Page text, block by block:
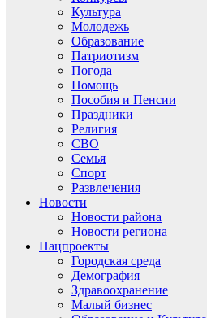
Культура
Молодежь
Образование
Патриотизм
Погода
Помощь
Пособия и Пенсии
Праздники
Религия
СВО
Семья
Спорт
Развлечения
Новости
Новости района
Новости региона
Нацпроекты
Городская среда
Демография
Здравоохранение
Малый бизнес